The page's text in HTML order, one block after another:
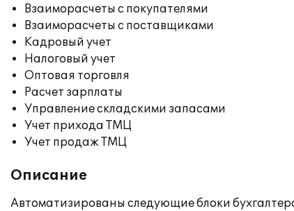
Взаиморасчеты с покупателями
Взаиморасчеты с поставщиками
Кадровый учет
Налоговый учет
Оптовая торговля
Расчет зарплаты
Управление складскими запасами
Учет прихода ТМЦ
Учет продаж ТМЦ
Описание
Автоматизированы следующие блоки